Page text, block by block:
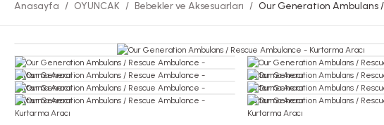
Anasayfa OYUNCAK Bebekler ve Aksesuarları Our Generation Ambulans